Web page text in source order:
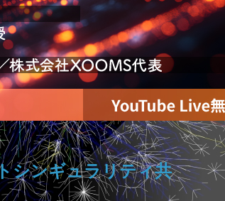
シンギュラリティ共